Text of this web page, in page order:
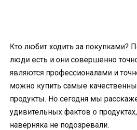
Кто любит ходить за покупками?
люди есть и они совершенно
являются профессионалами и
можно купить самые
продукты. Но сегодня мы
удивительных фактов о
наверняка не подозревали.